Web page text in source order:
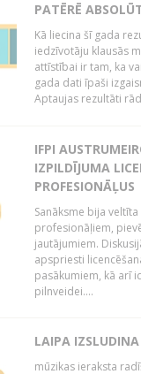
PATĒRĒ
Kā liecina šī gada
iedzīvotāju klausās
attīstībai ir tam, ka
gada dati īpaši
Aptaujas rezultāti
IFPI
IZPILDĪJUMA
PROFESIONĀĻUS
Sanāksme bija
profesionāļiem,
jautājumiem.
apspriesti
pasākumiem, kā arī
pilnveidei....
LAIPA
mūzikas ieraksta